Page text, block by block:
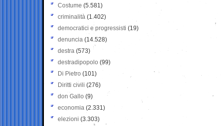
Costume (5.581)
criminalità (1.402)
democratici e progressisti (19)
denuncia (14.528)
destra (573)
destradipopolo (99)
Di Pietro (101)
Diritti civili (276)
don Gallo (9)
economia (2.331)
elezioni (3.303)